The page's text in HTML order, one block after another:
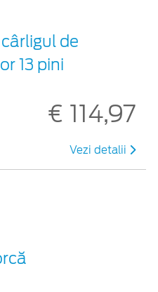
de
13 pini
€ 114,97
Vezi detalii